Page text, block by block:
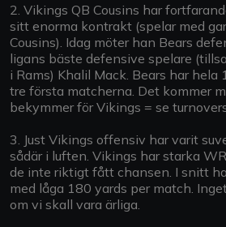
2. Vikings QB Cousins har
sitt enorma kontrakt (spelar med
Cousins). Idag möter han Bears
ligans bäste defensive spelare
i Rams) Khalil Mack. Bears har hela
tre första matcherna. Det kommer
bekymmer för Vikings = se
3. Just Vikings offensiv har varit
sådär i luften. Vikings har starka
de inte riktigt fått chansen. I snitt
med låga 180 yards per match.
om vi skall vara ärliga.